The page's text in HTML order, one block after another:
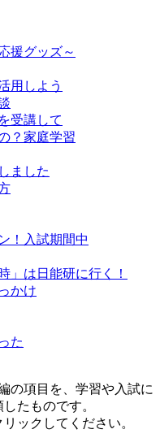
援グッズ～
用しよう
受講して
？家庭学習
ました
！入試期間中
」は日能研に行く！
かけ
た
の項目を、学習や入試に
たものです。
ックしてください。